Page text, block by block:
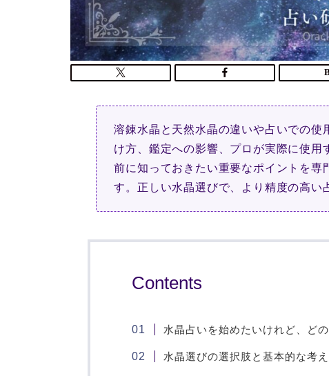
溶錬水晶と天然水晶の違いや占いでの使
け方、鑑定への影響、プロが実際に使用
前に知っておきたい重要なポイントを専
す。正しい水晶選びで、より精度の高い
Contents
水晶占いを始めたいけれど、ど
水晶選びの選択肢と基本的な考